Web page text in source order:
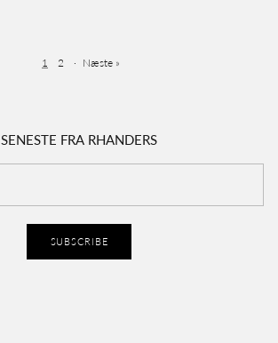
1 2 · Næste »
SENESTE FRA RHANDERS
SUBSCRIBE